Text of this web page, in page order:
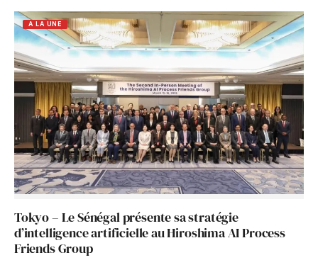
A LA UNE
Tokyo – Le Sénégal présente sa stratégie
d’intelligence artificielle au Hiroshima AI Process
Friends Group